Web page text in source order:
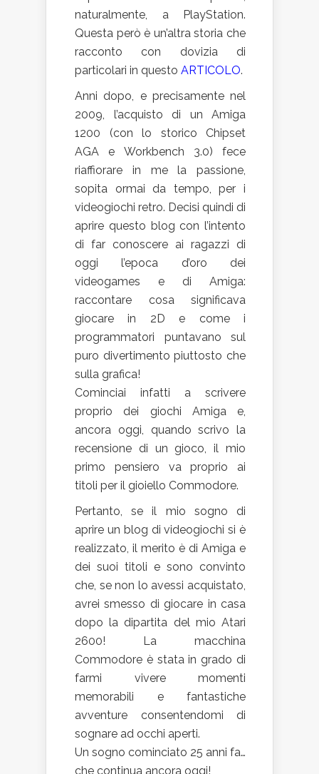
naturalmente, a PlayStation.
Questa però è un’altra storia che
racconto con dovizia di
particolari in questo ARTICOLO.
Anni dopo, e precisamente nel
2009, l’acquisto di un Amiga
1200 (con lo storico Chipset
AGA e Workbench 3.0) fece
riaffiorare in me la passione,
sopita ormai da tempo, per i
videogiochi retro. Decisi quindi di
aprire questo blog con l’intento
di far conoscere ai ragazzi di
oggi l’epoca d’oro dei
videogames e di Amiga:
raccontare cosa significava
giocare in 2D e come i
programmatori puntavano sul
puro divertimento piuttosto che
sulla grafica!
Cominciai infatti a scrivere
proprio dei giochi Amiga e,
ancora oggi, quando scrivo la
recensione di un gioco, il mio
primo pensiero va proprio ai
titoli per il gioiello Commodore.
Pertanto, se il mio sogno di
aprire un blog di videogiochi si è
realizzato, il merito è di Amiga e
dei suoi titoli e sono convinto
che, se non lo avessi acquistato,
avrei smesso di giocare in casa
dopo la dipartita del mio Atari
2600! La macchina
Commodore è stata in grado di
farmi vivere momenti
memorabili e fantastiche
avventure consentendomi di
sognare ad occhi aperti.
Un sogno cominciato 25 anni fa…
che continua ancora oggi!